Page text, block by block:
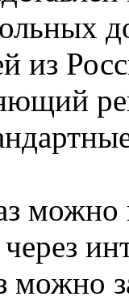
из
можно
через
можно